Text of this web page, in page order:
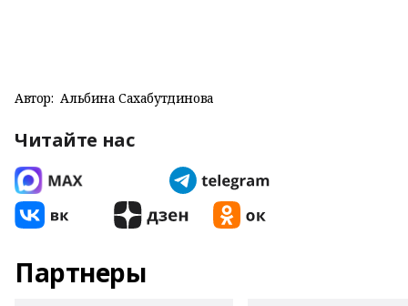
Автор: Альбина Сахабутдинова
Читайте нас
Партнеры